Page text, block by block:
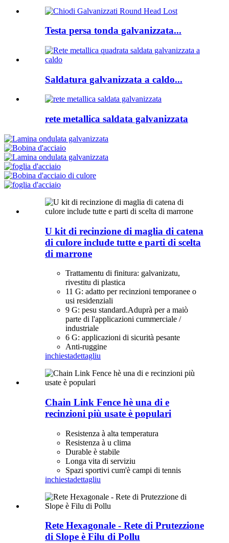
Testa persa tonda galvanizzata...
Saldatura galvanizzata a caldo...
rete metallica saldata galvanizzata
U kit di recinzione di maglia di catena
di culore include tutte e parti di scelta
di marrone
Trattamentu di finitura: galvanizatu,
rivestitu di plastica
11 G: adatto per recinzioni temporanee o
usi residenziali
9 G: pesu standard.Aduprà per a maiò
parte di l'applicazioni cummerciale /
industriale
6 G: applicazioni di sicurità pesante
Anti-ruggine
inchiestadettagliu
Chain Link Fence hè una di e
recinzioni più usate è populari
Resistenza à alta temperatura
Resistenza à u clima
Durable è stabile
Longa vita di serviziu
Spazi sportivi cum'è campi di tennis
inchiestadettagliu
Rete Hexagonale - Rete di Prutezzione
di Slope è Filu di Pollu